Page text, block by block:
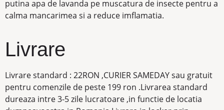
putina apa de lavanda pe muscatura de insecte pentru a
calma mancarimea si a reduce imflamatia.
Livrare
Livrare standard : 22RON ,CURIER SAMEDAY sau gratuit
pentru comenzile de peste 199 ron .Livrarea standard
dureaza intre 3-5 zile lucratoare ,in functie de locatia